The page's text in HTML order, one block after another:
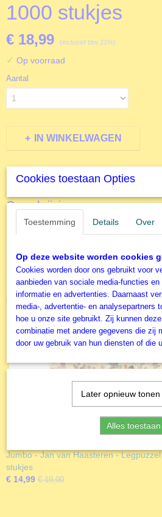
1000 stukjes
€ 18,99 (inclusief btw 21%)
✓ Op voorraad
Aantal
IN WINKELWAGEN
Specificaties
Productcode
T0045
EAN code
Productcode leverancier
The House of Puzzles
Formaat gelegde puzzel
48,5x68,5 cm
Omschrijving
Brookfield Collection 1000 stukjes, Photo
Ook interessant
Jumbo - Jan van Haasteren -
stukjes
€ 14,99 € 19,00
Cookies toestaan Opties
Toestemming Details Over
Op deze website worden cookies
Cookies worden door ons gebruikt voor
aanbieden van sociale media-functies
informatie en advertenties. Daarnaast
media-, advertentie- en analysepartners
hoe u onze site gebruikt. Zij kunnen
combinatie met andere gegevens die zij
door uw gebruik van hun diensten of die
Later opnieuw tonen
Alles toestaan